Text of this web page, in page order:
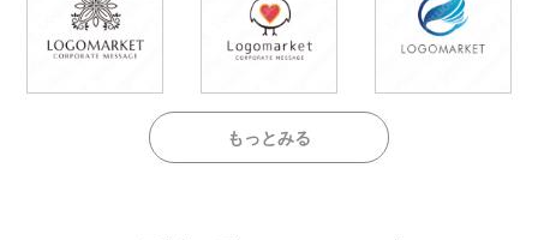
もっとみる